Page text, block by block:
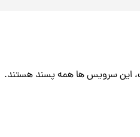
این سرویس ها همه پسند هستند.